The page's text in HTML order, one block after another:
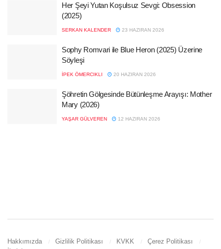
Her Şeyi Yutan Koşulsuz Sevgi: Obsession
(2025)
SERKAN KALENDER 23 HAZIRAN 2026
Sophy Romvari ile Blue Heron (2025) Üzerine
Söyleşi
İPEK ÖMERCIKLI 20 HAZIRAN 2026
Şöhretin Gölgesinde Bütünleşme Arayışı: Mother
Mary (2026)
YAŞAR GÜLVEREN 12 HAZIRAN 2026
Hakkımızda Gizlilik Politikası KVKK
Çerez Politikası